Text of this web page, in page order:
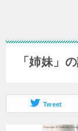
「姉妹」
Tweet